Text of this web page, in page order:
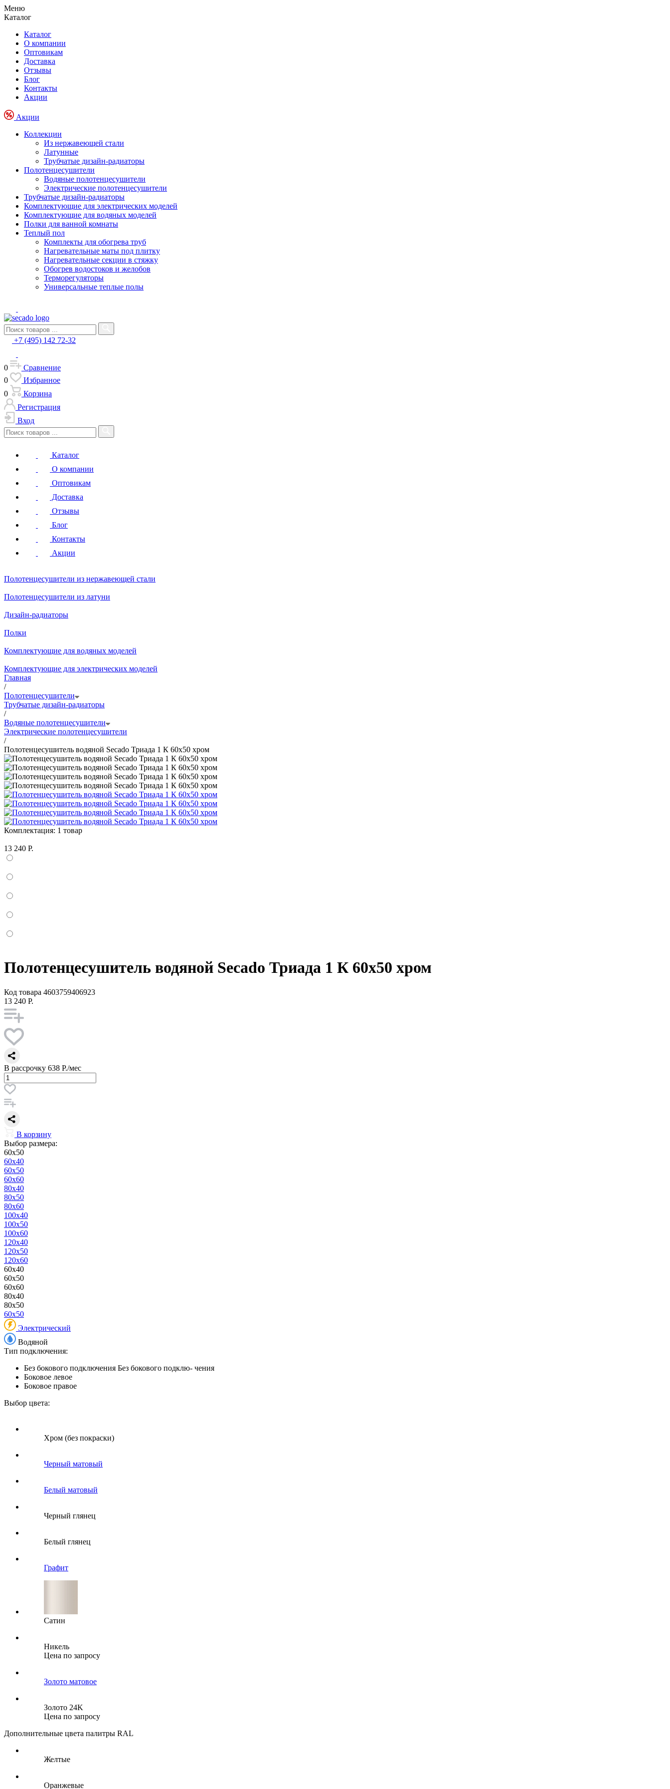
Меню
Каталог
Каталог
О компании
Оптовикам
Доставка
Отзывы
Блог
Контакты
Акции
Акции
Коллекции
Из нержавеющей стали
Латунные
Трубчатые дизайн-радиаторы
Полотенцесушители
Водяные полотенцесушители
Электрические полотенцесушители
Трубчатые дизайн-радиаторы
Комплектующие для электрических моделей
Комплектующие для водяных моделей
Полки для ванной комнаты
Теплый пол
Комплекты для обогрева труб
Нагревательные маты под плитку
Нагревательные секции в стяжку
Обогрев водостоков и желобов
Терморегуляторы
Универсальные теплые полы
+7 (495) 142 72-32
0
Сравнение
0
Избранное
0
Корзина
Регистрация
Вход
Каталог
О компании
Оптовикам
Доставка
Отзывы
Блог
Контакты
Акции
Полотенцесушители из нержавеющей стали
Полотенцесушители из латуни
Дизайн-радиаторы
Полки
Комплектующие для водяных моделей
Комплектующие для электрических моделей
Главная
/
Полотенцесушители
Трубчатые дизайн-радиаторы
/
Водяные полотенцесушители
Электрические полотенцесушители
/
Полотенцесушитель водяной Secado Триада 1 К 60x50 хром
Комплектация: 1 товар
13 240 Р.
Полотенцесушитель водяной Secado Триада 1 К 60x50 хром
Код товара 4603759406923
13 240 Р.
В рассрочку 638 Р./мес
В корзину
Выбор размера:
60x50
60x40
60x50
60x60
80x40
80x50
80x60
100x40
100x50
100x60
120x40
120x50
120x60
60x40
60x50
60x60
80x40
80x50
60x50
Электрический
Водяной
Тип подключения:
Без бокового подключения Без бокового подклю- чения
Боковое левое
Боковое правое
Выбор цвета:
Хром (без покраски)
Черный матовый
Белый матовый
Черный глянец
Белый глянец
Графит
Сатин
Никель
Цена по запросу
Золото матовое
Золото 24K
Цена по запросу
Дополнительные цвета палитры RAL
Желтые
Оранжевые